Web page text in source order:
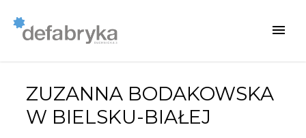
ZUZANNA BODAKOWSKA
W BIELSKU-BIAŁEJ